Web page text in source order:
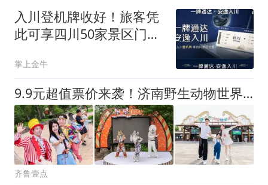
入川登机牌收好！旅客凭
此可享四川50家景区门票
山等多家5A景区
掌上金牛
9.9元超值票价来袭！济南野生动物世界暑期活动放大招
齐鲁壹点